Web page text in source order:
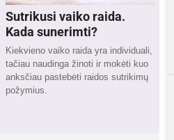
Sutrikusi vaiko raida.
Kada sunerimti?
Kiekvieno vaiko raida yra individuali,
tačiau naudinga žinoti ir mokėti kuo
anksčiau pastebėti raidos sutrikimų
požymius.